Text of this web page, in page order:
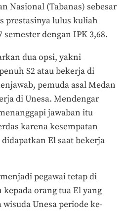
Nasional (Tabanas) sebesar
prestasinya lulus kuliah
semester dengan IPK 3,68.
dua opsi, yakni
S2 atau bekerja di
pemuda asal Medan
di Unesa. Mendengar
jawaban itu
karena kesempatan
didapatkan El saat bekerja
pegawai tetap di
kepada orang tua El yang
Unesa periode ke-